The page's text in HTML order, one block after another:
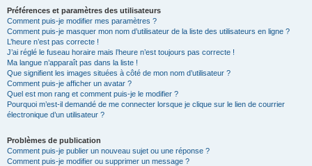
Préférences et paramètres des utilisateurs
Comment puis-je modifier mes paramètres ?
Comment puis-je masquer mon nom d’utilisateur de la liste des utilisateurs en ligne ?
L’heure n’est pas correcte !
J’ai réglé le fuseau horaire mais l’heure n’est toujours pas correcte !
Ma langue n’apparaît pas dans la liste !
Que signifient les images situées à côté de mon nom d’utilisateur ?
Comment puis-je afficher un avatar ?
Quel est mon rang et comment puis-je le modifier ?
Pourquoi m’est-il demandé de me connecter lorsque je clique sur le lien de courrier
électronique d’un utilisateur ?
Problèmes de publication
Comment puis-je publier un nouveau sujet ou une réponse ?
Comment puis-je modifier ou supprimer un message ?